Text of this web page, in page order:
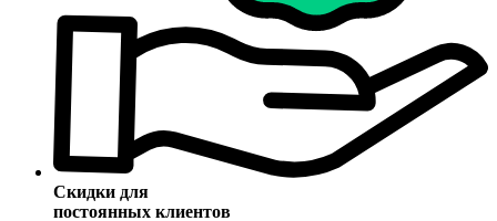
Скидки для
постоянных клиентов